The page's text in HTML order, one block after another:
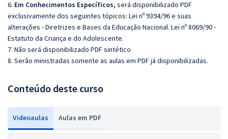
6. Em Conhecimentos Específicos, será disponibilizado PDF
exclusivamente dos seguintes tópicos: Lei nº 9394/96 e suas
alterações - Diretrizes e Bases da Educação Nacional. Lei nº 8069/90 -
Estatuto da Criança e do Adolescente.
7. Não será disponibilizado PDF sintético
8. Serão ministradas somente as aulas em PDF já disponibilizadas.
Conteúdo deste curso
Videoaulas Aulas em PDF